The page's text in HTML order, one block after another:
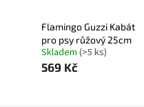
Flamingo Guzzi Kabát
pro psy růžový 25cm
Skladem (>5 ks)
569 Kč